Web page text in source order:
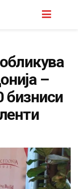
–
бизниси